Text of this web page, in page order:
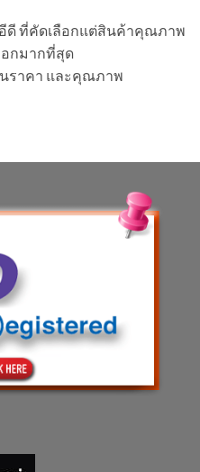
ดี ที่คัดเลือกแต่สินค้าคุณภาพ
อกมากที่สุด
ราคา และคุณภาพ